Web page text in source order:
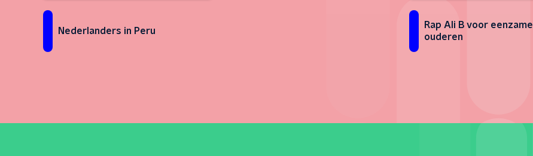
Nederlanders in Peru
Rap Ali B voor eenzame
ouderen